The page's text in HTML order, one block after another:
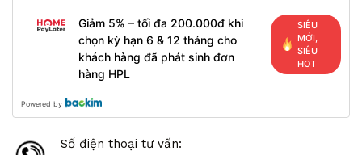
Giảm 5% – tối đa 200.000đ khi
chọn kỳ hạn 6 & 12 tháng cho
khách hàng đã phát sinh đơn
hàng HPL
SIÊU
MỚI,
SIÊU
HOT
Powered by
Số điện thoại tư vấn: